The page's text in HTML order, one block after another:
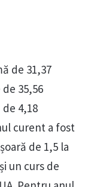
de 31,37
35,56
4,18
curent a fost
de 1,5 la
un curs de